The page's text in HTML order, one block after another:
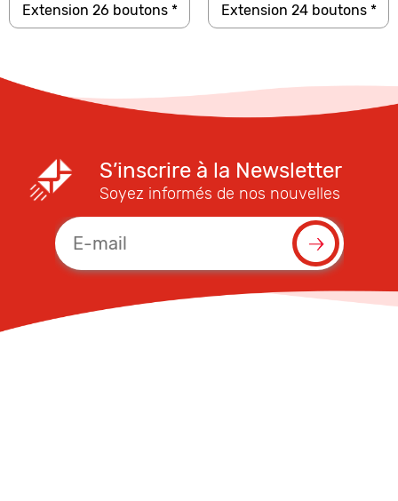
Extension 26 boutons * Extension 24 boutons *
S’inscrire à la Newsletter
Soyez informés de nos nouvelles